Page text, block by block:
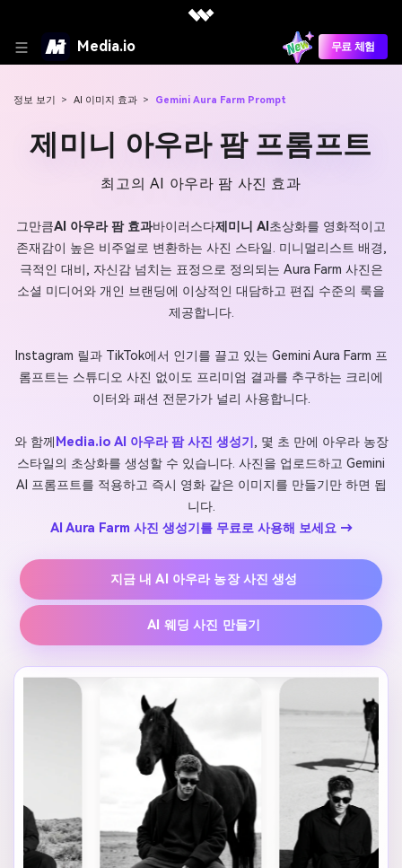
Media.io 무료 체험
정보 보기 > AI 이미지 효과 > Gemini Aura Farm Prompt
제미니 아우라 팜 프롬프트
최고의 AI 아우라 팜 사진 효과
그만큼AI 아우라 팜 효과바이러스다제미니 AI 초상화를 영화적이고
존재감이 높은 비주얼로 변환하는 사진 스타일. 미니멀리스트 배경,
극적인 대비, 자신감 넘치는 표정으로 정의되는 Aura Farm 사진은
소셜 미디어와 개인 브랜딩에 이상적인 대담하고 편집 수준의 룩을
제공합니다.
Instagram 릴과 TikTok에서 인기를 끌고 있는 Gemini Aura Farm 프
롬프트는 스튜디오 사진 없이도 프리미엄 결과를 추구하는 크리에
이터와 패션 전문가가 널리 사용합니다.
와 함께 Media.io AI 아우라 팜 사진 생성기 , 몇 초 만에 아우라 농장
스타일의 초상화를 생성할 수 있습니다. 사진을 업로드하고 Gemini
AI 프롬프트를 적용하고 즉시 영화 같은 이미지를 만들기만 하면 됩
니다.
AI Aura Farm 사진 생성기를 무료로 사용해 보세요 →
지금 내 AI 아우라 농장 사진 생성
AI 웨딩 사진 만들기